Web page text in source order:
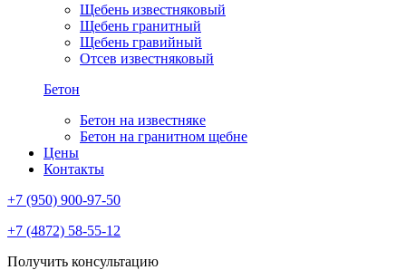
Щебень известняковый
Щебень гранитный
Щебень гравийный
Отсев известняковый
Бетон
Бетон на известняке
Бетон на гранитном щебне
Цены
Контакты
+7 (950) 900-97-50
+7 (4872) 58-55-12
Получить консультацию